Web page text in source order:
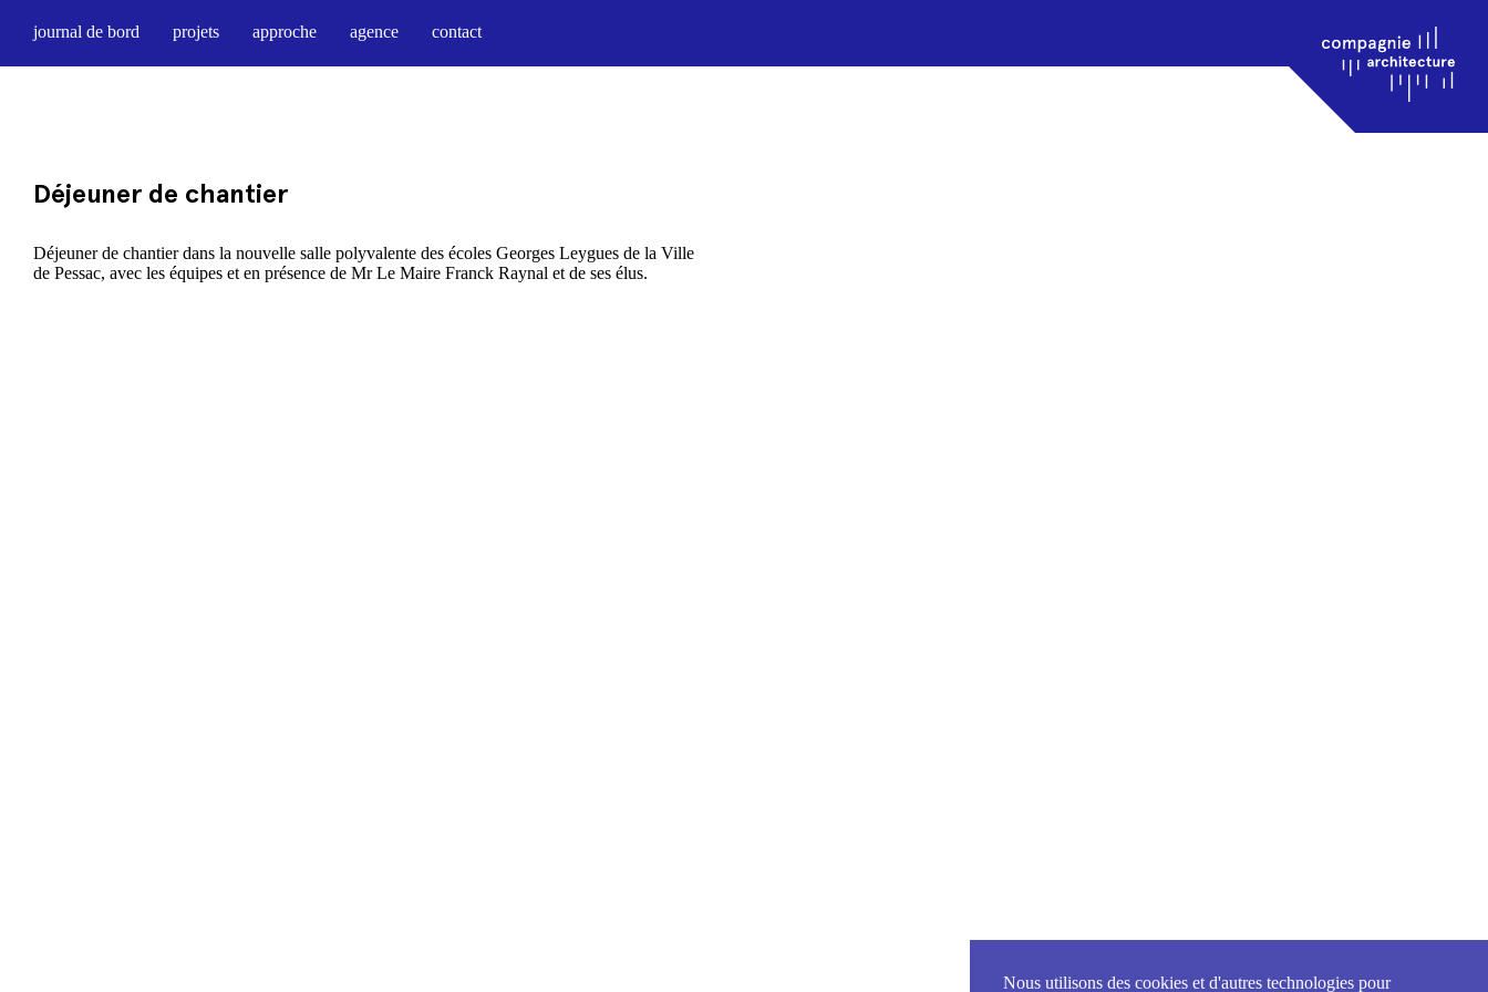
Nous utilisons des cookies et d'autres technologies pour
journal de bord projets approche agence contact
Déjeuner de chantier
Déjeuner de chantier dans la nouvelle salle polyvalente des écoles Georges Leygues de la Ville
de Pessac, avec les équipes et en présence de Mr Le Maire Franck Raynal et de ses élus.